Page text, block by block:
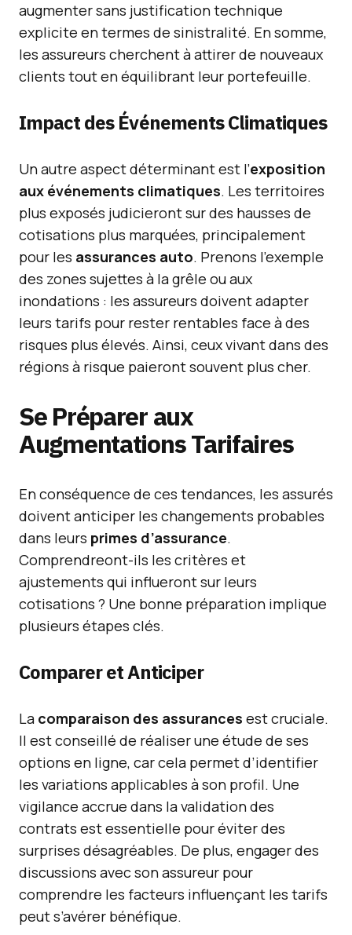
augmenter sans justification technique
explicite en termes de sinistralité. En somme,
les assureurs cherchent à attirer de nouveaux
clients tout en équilibrant leur portefeuille.
Impact des Événements Climatiques
Un autre aspect déterminant est l’exposition
aux événements climatiques. Les territoires
plus exposés judicieront sur des hausses de
cotisations plus marquées, principalement
pour les assurances auto. Prenons l’exemple
des zones sujettes à la grêle ou aux
inondations : les assureurs doivent adapter
leurs tarifs pour rester rentables face à des
risques plus élevés. Ainsi, ceux vivant dans des
régions à risque paieront souvent plus cher.
Se Préparer aux
Augmentations Tarifaires
En conséquence de ces tendances, les assurés
doivent anticiper les changements probables
dans leurs primes d’assurance.
Comprendreont-ils les critères et
ajustements qui influeront sur leurs
cotisations ? Une bonne préparation implique
plusieurs étapes clés.
Comparer et Anticiper
La comparaison des assurances est cruciale.
Il est conseillé de réaliser une étude de ses
options en ligne, car cela permet d’identifier
les variations applicables à son profil. Une
vigilance accrue dans la validation des
contrats est essentielle pour éviter des
surprises désagréables. De plus, engager des
discussions avec son assureur pour
comprendre les facteurs influençant les tarifs
peut s’avérer bénéfique.